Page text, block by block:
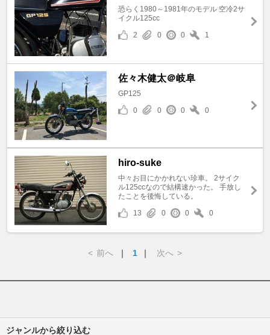
恐らく1980～1981年のモデル 空冷2サ
イクル125cc
2
0 0 1
佐々木健太＠岐阜
GP125
0
0 0 0
hiro-suke
中々お目にかかれない珍車。 2サイク
ル125ccなので結構速かった。 手放し
たことを後悔している。
13
0 0 0
< 前へ ｜ 1 ｜ 次へ >
ジャンルから絞り込む